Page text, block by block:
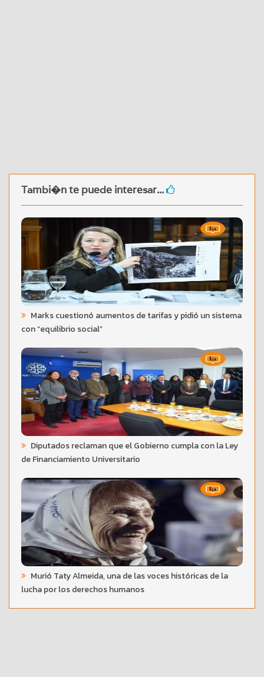
Tambi�n te puede interesar...
Marks cuestionó aumentos de tarifas y pidió un sistema
con “equilibrio social”
Diputados reclaman que el Gobierno cumpla con la Ley
de Financiamiento Universitario
Murió Taty Almeida, una de las voces históricas de la
lucha por los derechos humanos